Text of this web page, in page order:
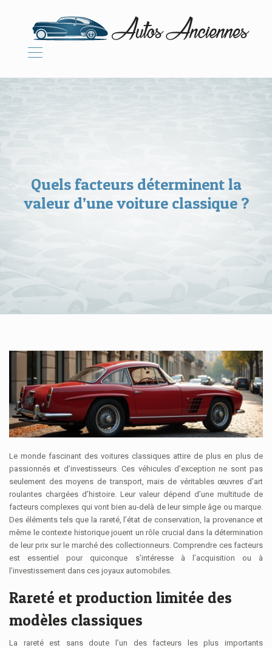
Quels facteurs déterminent la
valeur d’une voiture classique ?
Le monde fascinant des voitures classiques attire de plus en plus de
passionnés et d’investisseurs. Ces véhicules d’exception ne sont pas
seulement des moyens de transport, mais de véritables œuvres d’art
roulantes chargées d’histoire. Leur valeur dépend d’une multitude de
facteurs complexes qui vont bien au-delà de leur simple âge ou marque.
Des éléments tels que la rareté, l’état de conservation, la provenance et
même le contexte historique jouent un rôle crucial dans la détermination
de leur prix sur le marché des collectionneurs. Comprendre ces facteurs
est essentiel pour quiconque s’intéresse à l’acquisition ou à
l’investissement dans ces joyaux automobiles.
Rareté et production limitée des
modèles classiques
La rareté est sans doute l’un des facteurs les plus importants